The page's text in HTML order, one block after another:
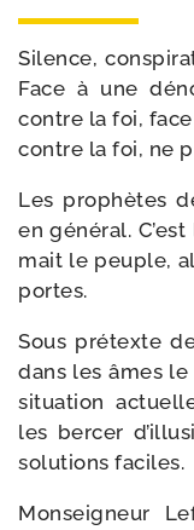
Silence,
Face à une
contre la foi,
contre la foi, ne
Les pro­phètes
en géné­ral.
mait le peuple,
portes.
Sous pré­texte
dans les âmes
situa­tion
les ber­cer
solu­tions faciles.
Monseigneur